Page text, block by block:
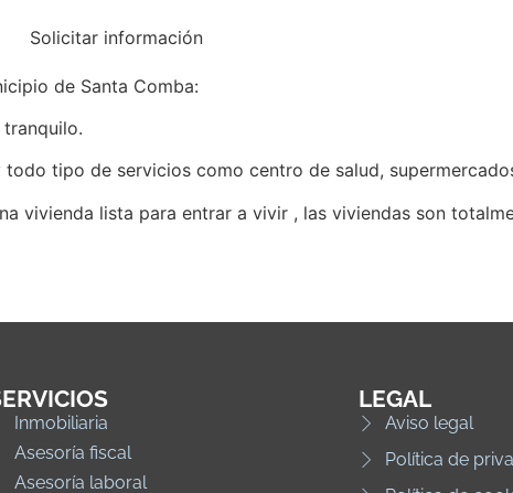
Solicitar información
de Santa Comba:
tipo de servicios como centro de salud,
vivienda lista para entrar a vivir , las viviendas son
Inmobiliaria
Asesoría fiscal
Asesoría laboral
LEGAL
Aviso legal
Política de